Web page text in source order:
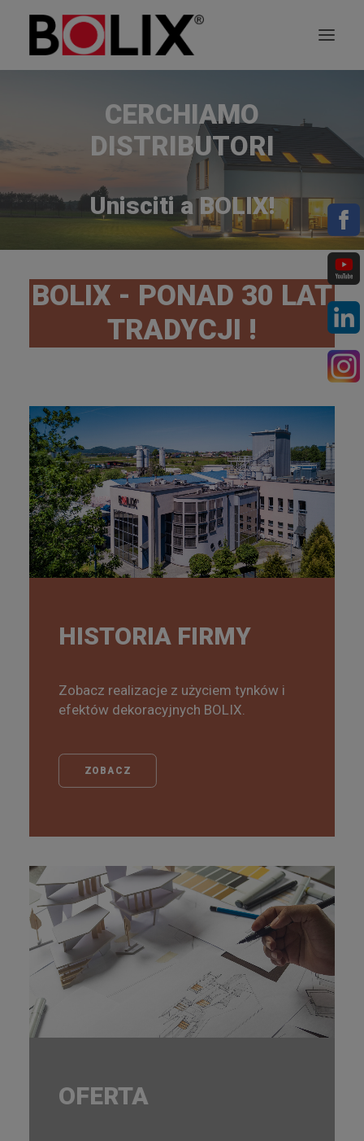
NORSK BOKMÅL
SEARCH
CERCHIAMO
DISTRIBUTORI
Unisciti a BOLIX!
BOLIX - PONAD 30 LAT
TRADYCJI !
HISTORIA FIRMY
Zobacz realizacje z użyciem tynków i
efektów dekoracyjnych BOLIX.
ZOBACZ
OFERTA